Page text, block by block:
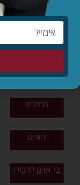
לפי נושאים
תפילה
ציונות דתית
מחנכים
הורים
בין אדם לחבירו